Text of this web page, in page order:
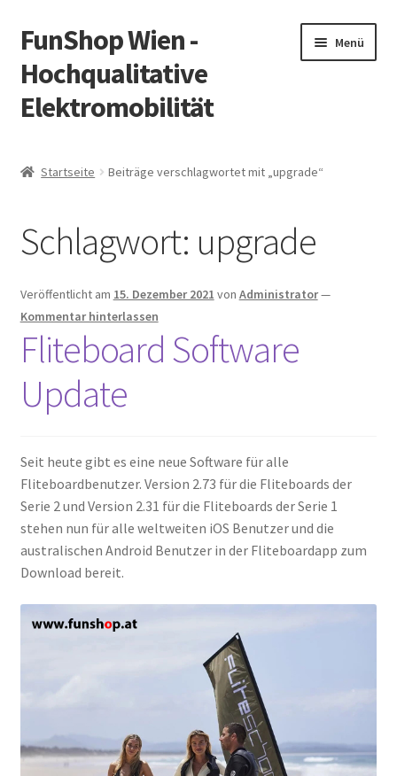
Zur
Navigation
springen
Zum
Inhalt
springen
FunShop Wien -
Hochqualitative
Elektromobilität
Menü
Vorsicht Internetbetrug
Über FunShop
Impressum
Zum Onlineshop in der Web Version
Startseite Beiträge verschlagwortet mit „upgrade“
Schlagwort: upgrade
Veröffentlicht am 15. Dezember 2021 von Administrator—
Kommentar hinterlassen
Fliteboard Software
Update
Seit heute gibt es eine neue Software für alle
Fliteboardbenutzer. Version 2.73 für die Fliteboards der
Serie 2 und Version 2.31 für die Fliteboards der Serie 1
stehen nun für alle weltweiten iOS Benutzer und die
australischen Android Benutzer in der Fliteboardapp zum
Download bereit.